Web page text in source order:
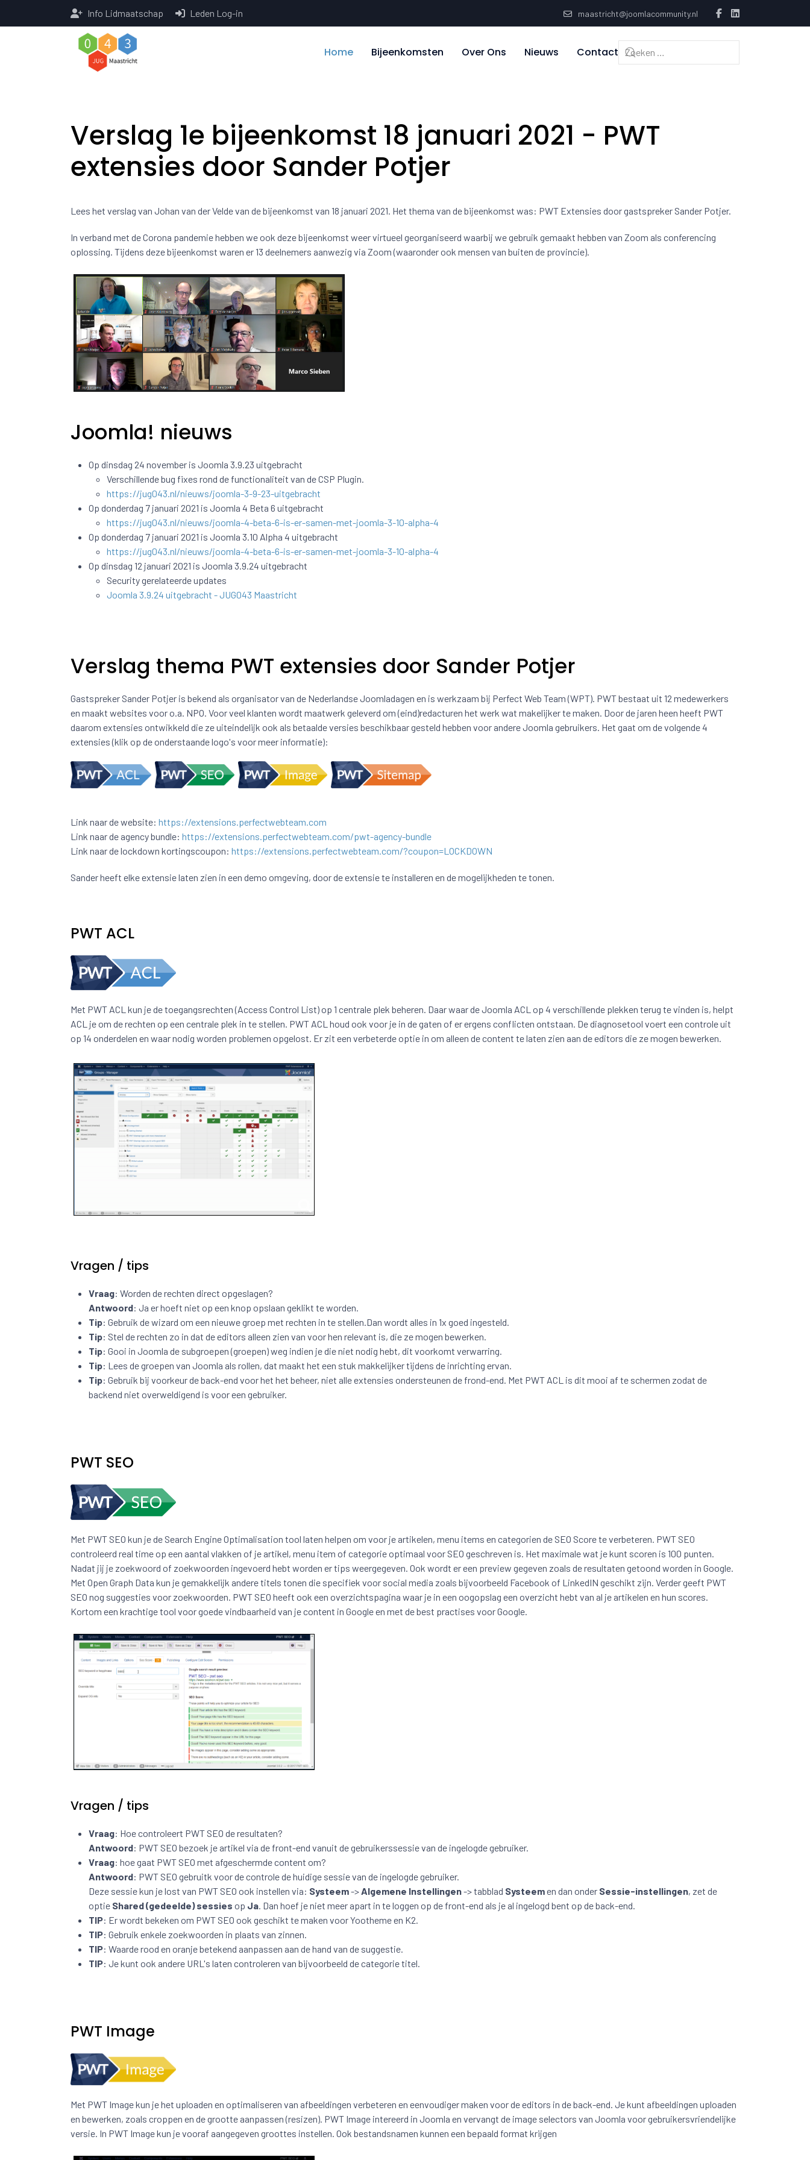
Info Lidmaatschap Leden Log-in maastricht@joomlacommunity.nl
Home Bijeenkomsten Over Ons Nieuws Contact
Verslag 1e bijeenkomst 18 januari 2021 - PWT
extensies door Sander Potjer
Lees het verslag van Johan van der Velde van de bijeenkomst van 18 januari 2021. Het thema van de bijeenkomst was: PWT Extensies door gastspreker Sander Potjer.
In verband met de Corona pandemie hebben we ook deze bijeenkomst weer virtueel georganiseerd waarbij we gebruik gemaakt hebben van Zoom als conferencing
oplossing. Tijdens deze bijeenkomst waren er 13 deelnemers aanwezig via Zoom (waaronder ook mensen van buiten de provincie).
Joomla! nieuws
Op dinsdag 24 november is Joomla 3.9.23 uitgebracht
Verschillende bug fixes rond de functionaliteit van de CSP Plugin.
https://jug043.nl/nieuws/joomla-3-9-23-uitgebracht
Op donderdag 7 januari 2021 is Joomla 4 Beta 6 uitgebracht
https://jug043.nl/nieuws/joomla-4-beta-6-is-er-samen-met-joomla-3-10-alpha-4
Op donderdag 7 januari 2021 is Joomla 3.10 Alpha 4 uitgebracht
https://jug043.nl/nieuws/joomla-4-beta-6-is-er-samen-met-joomla-3-10-alpha-4
Op dinsdag 12 januari 2021 is Joomla 3.9.24 uitgebracht
Security gerelateerde updates
Joomla 3.9.24 uitgebracht - JUG043 Maastricht
Verslag thema PWT extensies door Sander Potjer
Gastspreker Sander Potjer is bekend als organisator van de Nederlandse Joomladagen en is werkzaam bij Perfect Web Team (WPT). PWT bestaat uit 12 medewerkers
en maakt websites voor o.a. NPO. Voor veel klanten wordt maatwerk geleverd om (eind)redacturen het werk wat makelijker te maken. Door de jaren heen heeft PWT
daarom extensies ontwikkeld die ze uiteindelijk ook als betaalde versies beschikbaar gesteld hebben voor andere Joomla gebruikers. Het gaat om de volgende 4
extensies (klik op de onderstaande logo's voor meer informatie):
Link naar de website: https://extensions.perfectwebteam.com
Link naar de agency bundle: https://extensions.perfectwebteam.com/pwt-agency-bundle
Link naar de lockdown kortingscoupon: https://extensions.perfectwebteam.com/?coupon=LOCKDOWN
Sander heeft elke extensie laten zien in een demo omgeving, door de extensie te installeren en de mogelijkheden te tonen.
PWT ACL
Met PWT ACL kun je de toegangsrechten (Access Control List) op 1 centrale plek beheren. Daar waar de Joomla ACL op 4 verschillende plekken terug te vinden is, helpt
ACL je om de rechten op een centrale plek in te stellen. PWT ACL houd ook voor je in de gaten of er ergens conflicten ontstaan. De diagnosetool voert een controle uit
op 14 onderdelen en waar nodig worden problemen opgelost. Er zit een verbeterde optie in om alleen de content te laten zien aan de editors die ze mogen bewerken.
Vragen / tips
Vraag: Worden de rechten direct opgeslagen?
Antwoord: Ja er hoeft niet op een knop opslaan geklikt te worden.
Tip: Gebruik de wizard om een nieuwe groep met rechten in te stellen.Dan wordt alles in 1x goed ingesteld.
Tip: Stel de rechten zo in dat de editors alleen zien van voor hen relevant is, die ze mogen bewerken.
Tip: Gooi in Joomla de subgroepen (groepen) weg indien je die niet nodig hebt, dit voorkomt verwarring.
Tip: Lees de groepen van Joomla als rollen, dat maakt het een stuk makkelijker tijdens de inrichting ervan.
Tip: Gebruik bij voorkeur de back-end voor het het beheer, niet alle extensies ondersteunen de frond-end. Met PWT ACL is dit mooi af te schermen zodat de
backend niet overweldigend is voor een gebruiker.
PWT SEO
Met PWT SEO kun je de Search Engine Optimalisation tool laten helpen om voor je artikelen, menu items en categorien de SEO Score te verbeteren. PWT SEO
controleerd real time op een aantal vlakken of je artikel, menu item of categorie optimaal voor SEO geschreven is. Het maximale wat je kunt scoren is 100 punten.
Nadat jij je zoekwoord of zoekwoorden ingevoerd hebt worden er tips weergegeven. Ook wordt er een preview gegeven zoals de resultaten getoond worden in Google.
Met Open Graph Data kun je gemakkelijk andere titels tonen die specifiek voor social media zoals bijvoorbeeld Facebook of LinkedIN geschikt zijn. Verder geeft PWT
SEO nog suggesties voor zoekwoorden. PWT SEO heeft ook een overzichtspagina waar je in een oogopslag een overzicht hebt van al je artikelen en hun scores.
Kortom een krachtige tool voor goede vindbaarheid van je content in Google en met de best practises voor Google.
Vragen / tips
Vraag: Hoe controleert PWT SEO de resultaten?
Antwoord: PWT SEO bezoek je artikel via de front-end vanuit de gebruikerssessie van de ingelogde gebruiker.
Vraag: hoe gaat PWT SEO met afgeschermde content om?
Antwoord: PWT SEO gebruitk voor de controle de huidige sessie van de ingelogde gebruiker.
Deze sessie kun je lost van PWT SEO ook instellen via: Systeem->Algemene Instellingen-> tabblad Systeemen dan onder Sessie-instellingen, zet de
optie Shared (gedeelde) sessies op Ja. Dan hoef je niet meer apart in te loggen op de front-end als je al ingelogd bent op de back-end.
TIP: Er wordt bekeken om PWT SEO ook geschikt te maken voor Yootheme en K2.
TIP: Gebruik enkele zoekwoorden in plaats van zinnen.
TIP: Waarde rood en oranje betekend aanpassen aan de hand van de suggestie.
TIP: Je kunt ook andere URL's laten controleren van bijvoorbeeld de categorie titel.
PWT Image
Met PWT Image kun je het uploaden en optimaliseren van afbeeldingen verbeteren en eenvoudiger maken voor de editors in de back-end. Je kunt afbeeldingen uploaden
en bewerken, zoals croppen en de grootte aanpassen (resizen). PWT Image intereerd in Joomla en vervangt de image selectors van Joomla voor gebruikersvriendelijke
versie. In PWT Image kun je vooraf aangegeven groottes instellen. Ook bestandsnamen kunnen een bepaald format krijgen